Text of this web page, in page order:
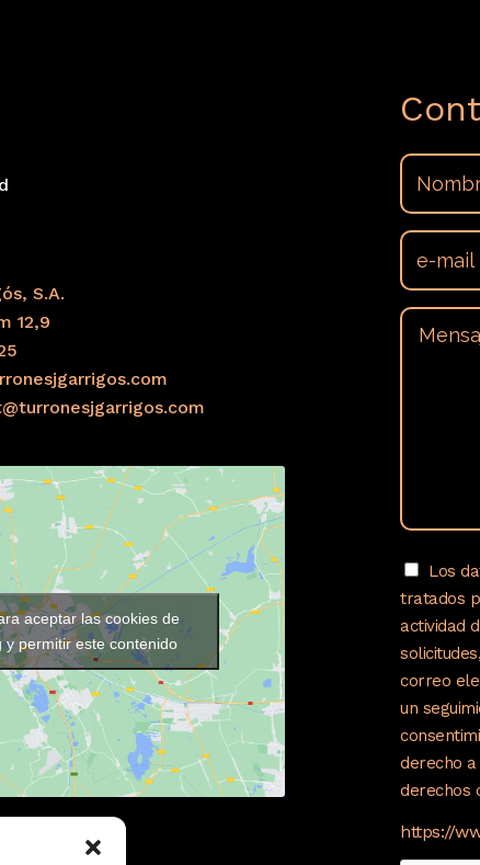
S.A.
12,9
aceptar las cookies de
y permitir este contenido
Los
tratados
actividad
correo
un
derecho
derechos
https://